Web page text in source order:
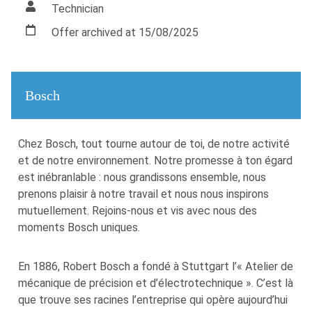
Technician
Offer archived at 15/08/2025
Bosch
Chez Bosch, tout tourne autour de toi, de notre activité
et de notre environnement. Notre promesse à ton égard
est inébranlable : nous grandissons ensemble, nous
prenons plaisir à notre travail et nous nous inspirons
mutuellement. Rejoins-nous et vis avec nous des
moments Bosch uniques.
En 1886, Robert Bosch a fondé à Stuttgart l’« Atelier de
mécanique de précision et d’électrotechnique ». C’est là
que trouve ses racines l’entreprise qui opère aujourd’hui